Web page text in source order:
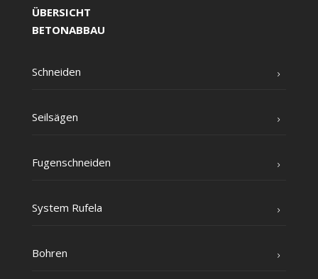
ÜBERSICHT
BETONABBAU
Schnei­den
Seil­sä­gen
Fugen­schnei­den
Sys­tem Rufela
Boh­ren